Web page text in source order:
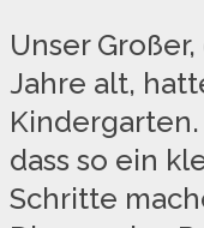
Unser
Jahre alt,
dass so ein
Schritte